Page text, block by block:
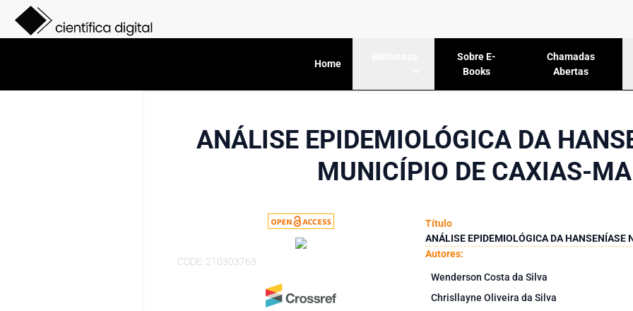
Home
Sobre E-
Books
Chamadas
Abertas
ANÁLISE EPIDEMIOLÓGICA DA
MUNICÍPIO DE CAXIAS-MA
CODE: 210303763
Título
ANÁLISE EPIDEMIOLÓGICA DA HANSENÍASE
Autores:
Wenderson Costa da Silva
Chrisllayne Oliveira da Silva